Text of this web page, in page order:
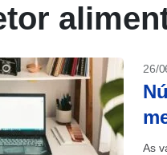
26/
As